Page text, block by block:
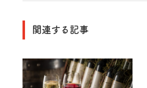
関連する記事